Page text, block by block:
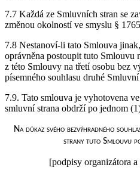
7.7 Každá ze Smluvních stran se
změnou okolností ve smyslu §
7.8 Nestanoví-li tato Smlouva
oprávněna postoupit tuto Smlouvu
z této Smlouvy na třetí osobu bez
písemného souhlasu druhé Smluvní
7.9. Tato smlouva je vyhotovena
smluvní strana obdrží po jednom
Na důkaz svého bezvýhradného
strany tuto Smlouvu
[podpisy organizátora